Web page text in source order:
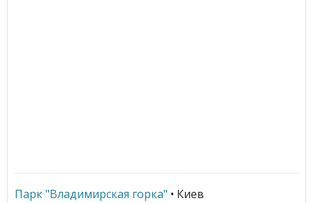
Парк "Владимирская горка" • Киев